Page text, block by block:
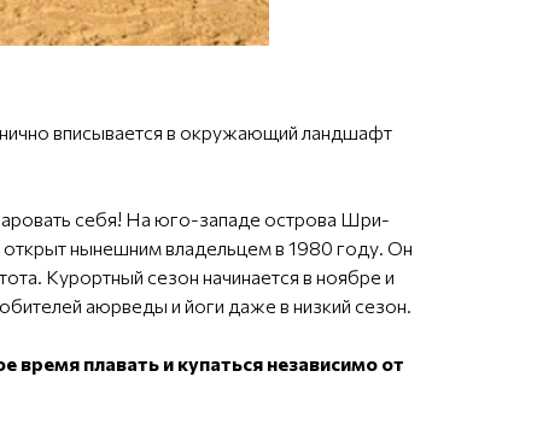
вписывается в окружающий ландшафт
себя! На юго-западе острова Шри-
нынешним владельцем в 1980 году. Он
Курортный сезон начинается в ноябре и
аюрведы и йоги даже в низкий сезон.
плавать и купаться независимо от